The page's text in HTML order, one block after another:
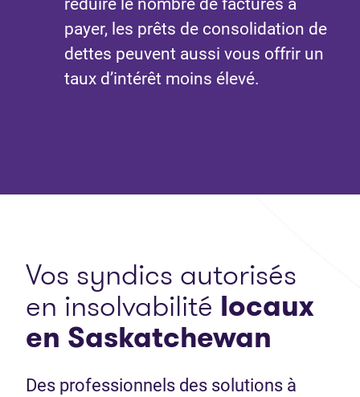
réduire le nombre de factures à
payer, les prêts de consolidation de
dettes peuvent aussi vous offrir un
taux d’intérêt moins élevé.
Vos syndics autorisés
en insolvabilité locaux
en Saskatchewan
Des professionnels des solutions à